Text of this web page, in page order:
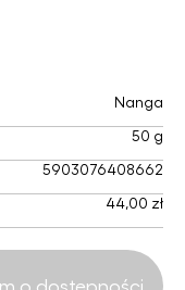
Nanga
50 g
5903076408662
44,00 zł
o dostępności